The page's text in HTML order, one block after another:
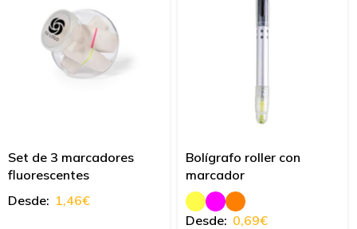
Set de 3 marcadores
fluorescentes
Desde: 1,46€
Bolígrafo roller con
marcador
Desde: 0,69€